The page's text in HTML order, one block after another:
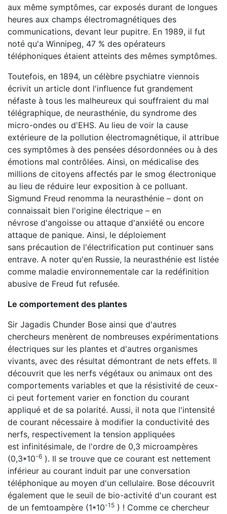
aux même symptômes, car exposés durant de longues
heures aux champs électromagnétiques des
communications, devant leur pupitre. En 1989, il fut
noté qu'a Winnipeg, 47 % des opérateurs
téléphoniques étaient atteints des mêmes symptômes.
Toutefois, en 1894, un célèbre psychiatre viennois
écrivit un article dont l'influence fut grandement
néfaste à tous les malheureux qui souffraient du mal
télégraphique, de neurasthénie, du syndrome des
micro-ondes ou d'EHS. Au lieu de voir la cause
extérieure de la pollution électromagnétique, il attribue
ces symptômes à des pensées désordonnées ou à des
émotions mal contrôlées. Ainsi, on médicalise des
millions de citoyens affectés par le smog électronique
au lieu de réduire leur exposition à ce polluant.
Sigmund Freud renomma la neurasthénie – dont on
connaissait bien l'origine électrique – en
névrose d'angoisse ou attaque d'anxiété ou encore
attaque de panique. Ainsi, le déploiement
sans précaution de l'électrification put continuer sans
entrave. A noter qu'en Russie, la neurasthénie est listée
comme maladie environnementale car la redéfinition
abusive de Freud fut refusée.
Le comportement des plantes
Sir Jagadis Chunder Bose ainsi que d'autres
chercheurs menèrent de nombreuses expérimentations
électriques sur les plantes et d'autres organismes
vivants, avec des résultat démontrant de nets effets. Il
découvrit que les nerfs végétaux ou animaux ont des
comportements variables et que la résistivité de ceux-
ci peut fortement varier en fonction du courant
appliqué et de sa polarité. Aussi, il nota que l'intensité
de courant nécessaire à modifier la conductivité des
nerfs, respectivement la tension appliquées
est infinitésimale, de l'ordre de 0,3 microampères
(0,3*10-6 ). Il se trouve que ce courant est nettement
inférieur au courant induit par une conversation
téléphonique au moyen d'un cellulaire. Bose découvrit
également que le seuil de bio-activité d'un courant est
de un femtoampère (1*10-15 ) ! Comme ce chercheur